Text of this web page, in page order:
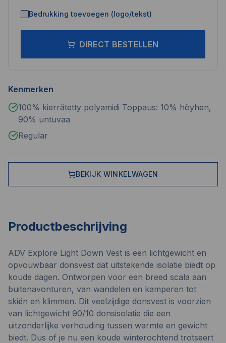
Bedrukking toevoegen (logo/tekst)
DIRECT BESTELLEN
Kenmerken
100% kierrätetty polyamidi Toppaus: 10% höyhen,
90% untuvaa
Regular
BEKIJK WINKELWAGEN
Productbeschrijving
ADV Explore Light Down Vest is een lichtgewicht en
opvouwbaar donsvest dat uitstekende isolatie biedt op
koude dagen. Ontworpen voor een breed scala aan
buitenavonturen, van wandelen en kamperen tot
skiën en klimmen. Dit veelzijdige donsvest is voorzien
van lichtgewicht 90/10 donsisolatie die een
uitzonderlijke verhouding tussen warmte en gewicht
biedt. Dus of je nu een koude winterochtend trotseert